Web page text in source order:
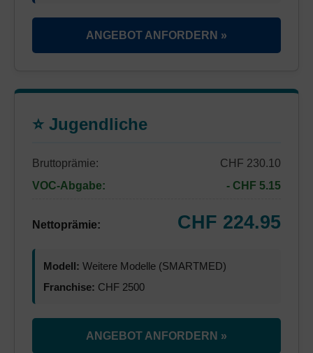
ANGEBOT ANFORDERN »
⭐ Jugendliche
Bruttoprämie:
CHF 230.10
VOC-Abgabe:
- CHF 5.15
Nettoprämie: CHF 224.95
Modell: Weitere Modelle (SMARTMED)
Franchise: CHF 2500
ANGEBOT ANFORDERN »